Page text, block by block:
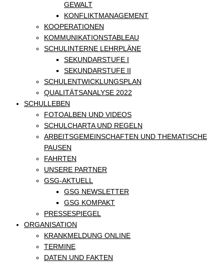
GEWALT
KONFLIKTMANAGEMENT
KOOPERATIONEN
KOMMUNIKATIONSTABLEAU
SCHULINTERNE LEHRPLÄNE
SEKUNDARSTUFE I
SEKUNDARSTUFE II
SCHULENTWICKLUNGSPLAN
QUALITÄTSANALYSE 2022
SCHULLEBEN
FOTOALBEN UND VIDEOS
SCHULCHARTA UND REGELN
ARBEITSGEMEINSCHAFTEN UND THEMATISCHE
PAUSEN
FAHRTEN
UNSERE PARTNER
GSG-AKTUELL
GSG NEWSLETTER
GSG KOMPAKT
PRESSESPIEGEL
ORGANISATION
KRANKMELDUNG ONLINE
TERMINE
DATEN UND FAKTEN